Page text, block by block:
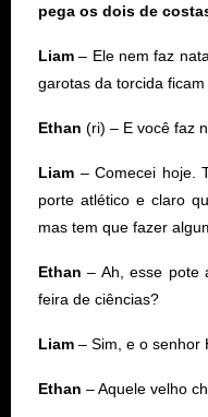
pega os dois de
Liam – Ele nem faz
garotas da torcida
Ethan (ri) – E você faz
Liam – Comecei hoje.
porte atlético e claro
mas tem que fazer
Ethan – Ah, esse pote
feira de ciências?
Liam – Sim, e o senhor
Ethan – Aquele velho